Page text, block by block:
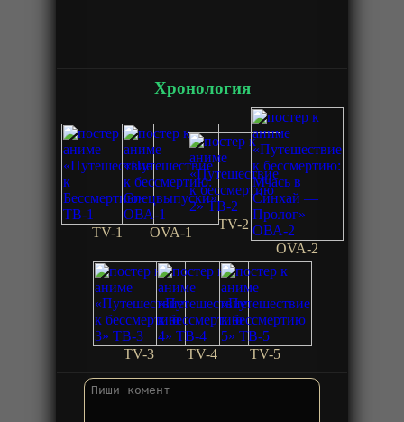
Хронология
TV-1 OVA-1
TV-2
OVA-2
TV-3 TV-4 TV-5